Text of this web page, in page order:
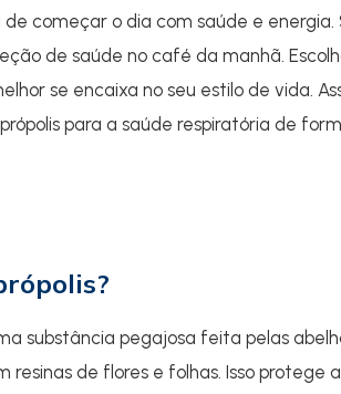
começar o dia com saúde e energia.
de saúde no café da manhã.
se encaixa no seu estilo de vida.
para a saúde respiratória de
substância pegajosa feita pelas
resinas de flores e folhas. Isso protege